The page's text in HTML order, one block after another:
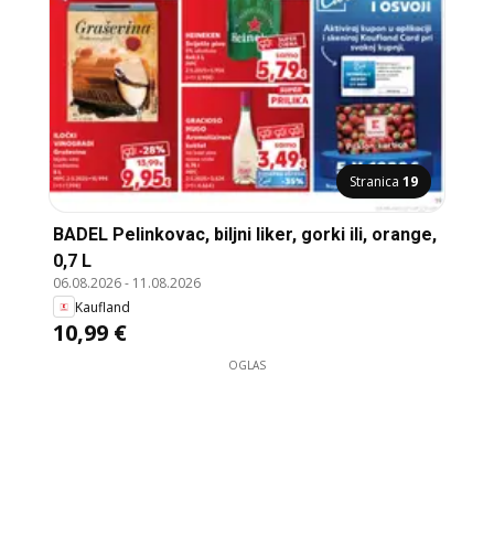
Stranica 19
BADEL Pelinkovac, biljni liker, gorki ili, orange,
0,7 L
06.08.2026- 11.08.2026
Kaufland
10,99 €
OGLAS